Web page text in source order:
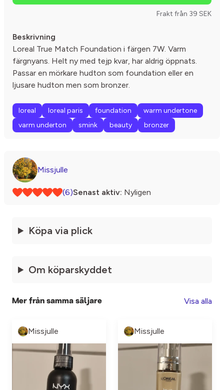
Frakt från 39 SEK
Beskrivning
Loreal True Match Foundation i färgen 7W. Varm
färgnyans. Helt ny med tejp kvar, har aldrig öppnats.
Passar en mörkare hudton som foundation eller en
ljusare hudton men som bronzer.
loreal loreal paris foundation
warm undertone
varm underton
smink beauty bronzer
Missjulle
(6)Senast aktiv: Nyligen
Köpa via plick
Om köparskyddet
Mer från samma säljare Visa alla
Missjulle Missjulle